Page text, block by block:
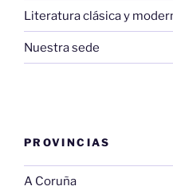
Literatura clásica y
Nuestra sede
PROVINCIAS
A Coruña